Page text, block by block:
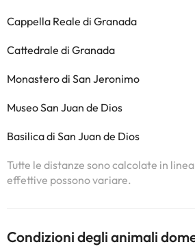
Cappella Reale di Granada
Cattedrale di Granada
Monastero di San Jeronimo
Museo San Juan de Dios
Basilica di San Juan de Dios
Tutte le distanze sono calcolate in
effettive possono variare.
Condizioni degli animali